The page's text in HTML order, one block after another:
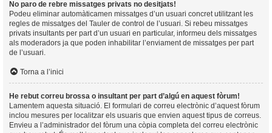
No paro de rebre missatges privats no desitjats!
Podeu eliminar automàticamen missatges d’un usuari concret utilitzant les
regles de missatges del Tauler de control de l’usuari. Si rebeu missatges
privats insultants per part d’un usuari en particular, informeu dels missatges
als moderadors ja que poden inhabilitar l’enviament de missatges per part
de l’usuari.
Torna a l’inici
He rebut correu brossa o insultant per part d’algú en aquest fòrum!
Lamentem aquesta situació. El formulari de correu electrònic d’aquest fòrum
inclou mesures per localitzar els usuaris que envien aquest tipus de correus.
Envieu a l’administrador del fòrum una còpia completa del correu electrònic